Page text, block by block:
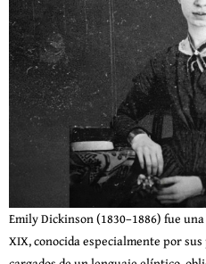
Emily Dickinson (1830–1886) fue
XIX, conocida especialmente por